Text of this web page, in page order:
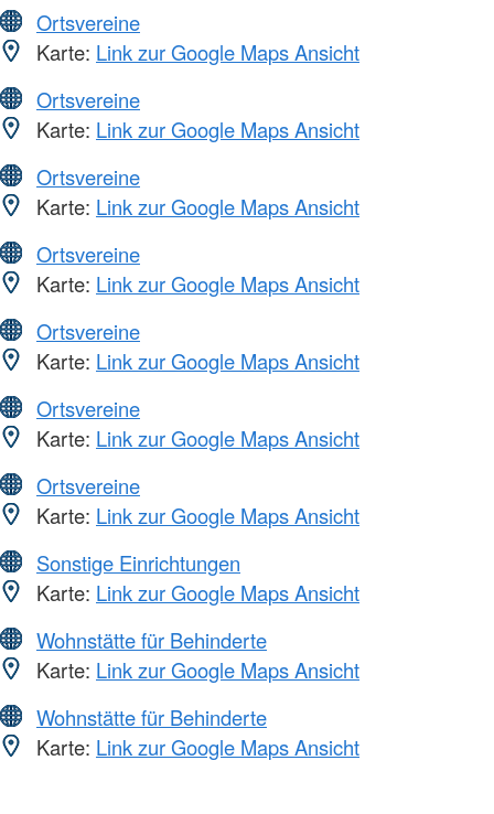
Ortsvereine
Karte: Link zur Google Maps Ansicht
Ortsvereine
Karte: Link zur Google Maps Ansicht
Ortsvereine
Karte: Link zur Google Maps Ansicht
Ortsvereine
Karte: Link zur Google Maps Ansicht
Ortsvereine
Karte: Link zur Google Maps Ansicht
Ortsvereine
Karte: Link zur Google Maps Ansicht
Ortsvereine
Karte: Link zur Google Maps Ansicht
Sonstige Einrichtungen
Karte: Link zur Google Maps Ansicht
Wohnstätte für Behinderte
Karte: Link zur Google Maps Ansicht
Wohnstätte für Behinderte
Karte: Link zur Google Maps Ansicht